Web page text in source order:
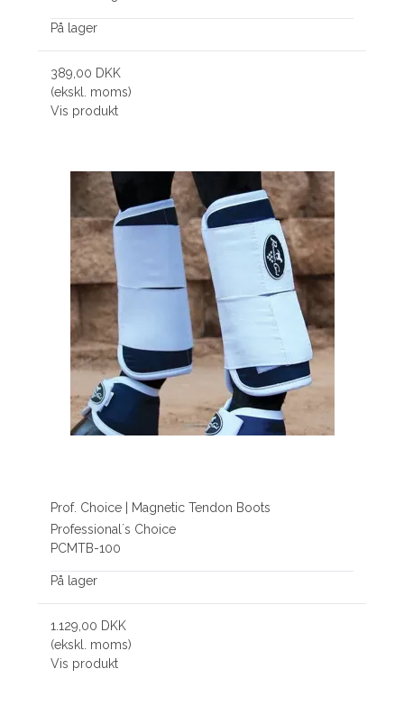
På lager
389,00 DKK
(ekskl. moms)
Vis produkt
Prof. Choice | Magnetic Tendon Boots
Professional´s Choice
PCMTB-100
På lager
1.129,00 DKK
(ekskl. moms)
Vis produkt